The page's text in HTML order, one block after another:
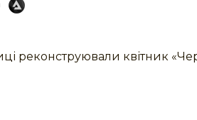
реконструювали квітник